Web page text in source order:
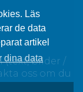
Läs
de data
artikel
dina data
(text, bilder /
oss om du